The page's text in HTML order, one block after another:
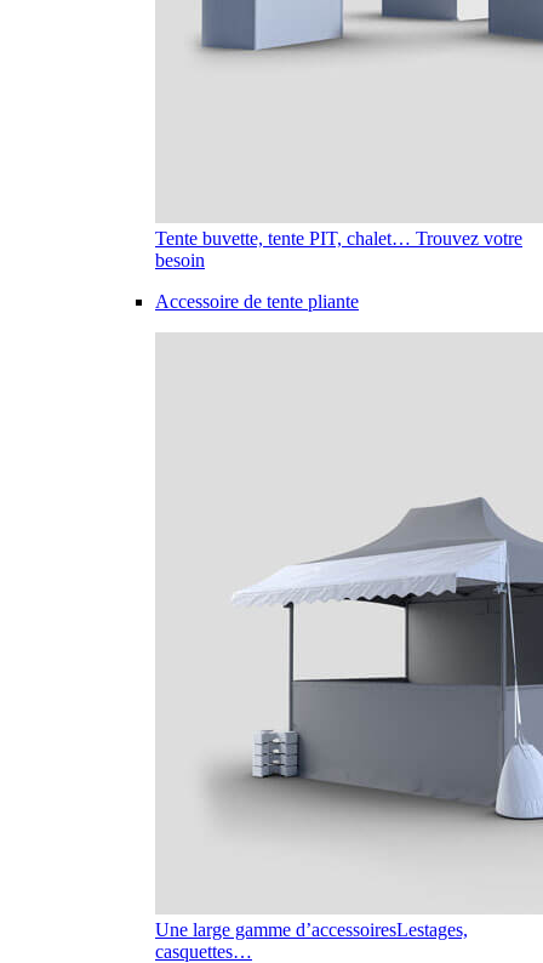
Tente buvette, tente PIT, chalet… Trouvez votre
besoin
Accessoire de tente pliante
Une large gamme d’accessoiresLestages,
casquettes…